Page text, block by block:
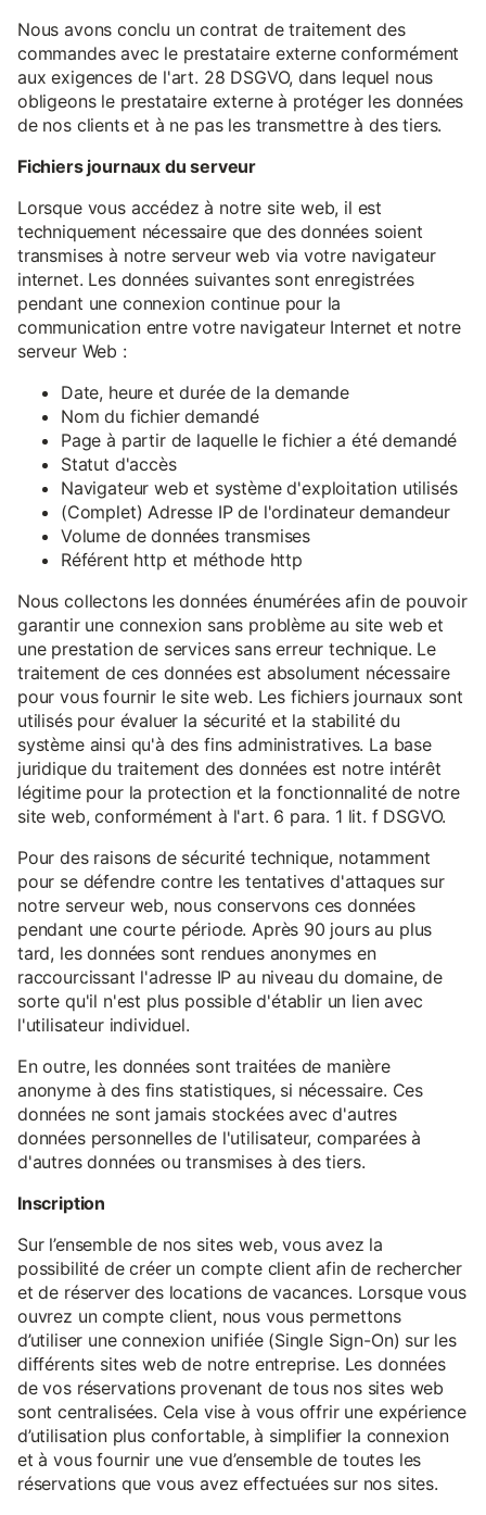
Nous avons conclu un contrat de traitement des
commandes avec le prestataire externe conformément
aux exigences de l'art. 28 DSGVO, dans lequel nous
obligeons le prestataire externe à protéger les données
de nos clients et à ne pas les transmettre à des tiers.
Fichiers journaux du serveur
Lorsque vous accédez à notre site web, il est
techniquement nécessaire que des données soient
transmises à notre serveur web via votre navigateur
internet. Les données suivantes sont enregistrées
pendant une connexion continue pour la
communication entre votre navigateur Internet et notre
serveur Web :
Date, heure et durée de la demande
Nom du fichier demandé
Page à partir de laquelle le fichier a été demandé
Statut d'accès
Navigateur web et système d'exploitation utilisés
(Complet) Adresse IP de l'ordinateur demandeur
Volume de données transmises
Référent http et méthode http
Nous collectons les données énumérées afin de pouvoir
garantir une connexion sans problème au site web et
une prestation de services sans erreur technique. Le
traitement de ces données est absolument nécessaire
pour vous fournir le site web. Les fichiers journaux sont
utilisés pour évaluer la sécurité et la stabilité du
système ainsi qu'à des fins administratives. La base
juridique du traitement des données est notre intérêt
légitime pour la protection et la fonctionnalité de notre
site web, conformément à l'art. 6 para. 1 lit. f DSGVO.
Pour des raisons de sécurité technique, notamment
pour se défendre contre les tentatives d'attaques sur
notre serveur web, nous conservons ces données
pendant une courte période. Après 90 jours au plus
tard, les données sont rendues anonymes en
raccourcissant l'adresse IP au niveau du domaine, de
sorte qu'il n'est plus possible d'établir un lien avec
l'utilisateur individuel.
En outre, les données sont traitées de manière
anonyme à des fins statistiques, si nécessaire. Ces
données ne sont jamais stockées avec d'autres
données personnelles de l'utilisateur, comparées à
d'autres données ou transmises à des tiers.
Inscription
Sur l’ensemble de nos sites web, vous avez la
possibilité de créer un compte client afin de rechercher
et de réserver des locations de vacances. Lorsque vous
ouvrez un compte client, nous vous permettons
d’utiliser une connexion unifiée (Single Sign-On) sur les
différents sites web de notre entreprise. Les données
de vos réservations provenant de tous nos sites web
sont centralisées. Cela vise à vous offrir une expérience
d’utilisation plus confortable, à simplifier la connexion
et à vous fournir une vue d’ensemble de toutes les
réservations que vous avez effectuées sur nos sites.